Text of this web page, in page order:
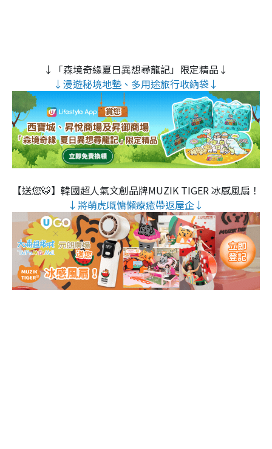
↓「森境奇緣夏日異想尋龍記」限定精品↓
↓漫遊秘境地墊、多用途旅行收納袋↓
【送您🐯】韓國超人氣文創品牌MUZIK TIGER 冰感風扇！
↓將萌虎嘅慵懶療癒帶返屋企↓